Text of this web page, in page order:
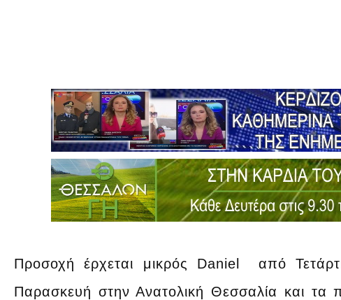
Προσοχή έρχεται μικρός Daniel από
Παρασκευή στην Ανατολική Θεσσαλία και τα